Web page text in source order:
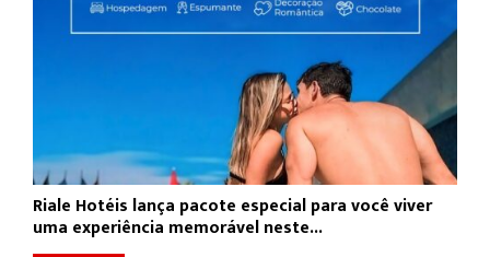
Riale Hotéis lança pacote especial para você viver
uma experiência memorável neste...